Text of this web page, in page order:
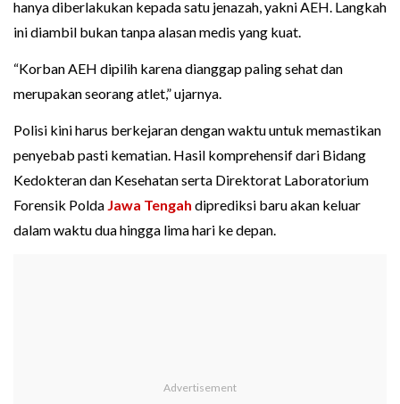
hanya diberlakukan kepada satu jenazah, yakni AEH. Langkah
ini diambil bukan tanpa alasan medis yang kuat.
“Korban AEH dipilih karena dianggap paling sehat dan
merupakan seorang atlet,” ujarnya.
Polisi kini harus berkejaran dengan waktu untuk memastikan
penyebab pasti kematian. Hasil komprehensif dari Bidang
Kedokteran dan Kesehatan serta Direktorat Laboratorium
Forensik Polda Jawa Tengah diprediksi baru akan keluar
dalam waktu dua hingga lima hari ke depan.